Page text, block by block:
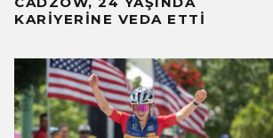
KARIYERINE VEDA ETTI